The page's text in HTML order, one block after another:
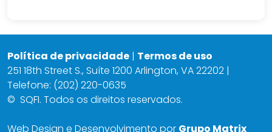
Política de privacidade | Termos de uso
251 18th Street S., Suíte 1200 Arlington, VA 22202 |
Telefone: (202) 220-0635
© SQFI. Todos os direitos reservados.
Web Design e Desenvolvimento por Grupo Matrix